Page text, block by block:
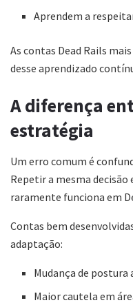
Aprendem a
As contas Dead Rails
desse aprendizado
A diferença
estratégia
Um erro comum é
Repetir a mesma
raramente funciona em
Contas bem
adaptação:
Mudança de
Maior cautela em